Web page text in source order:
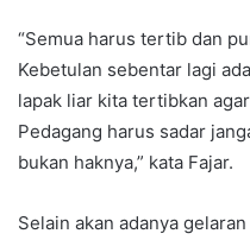
“Semua harus tertib dan
Kebetulan sebentar lagi
lapak liar kita tertibkan
Pedagang harus sadar
bukan haknya,” kata Fajar.
Selain akan adanya